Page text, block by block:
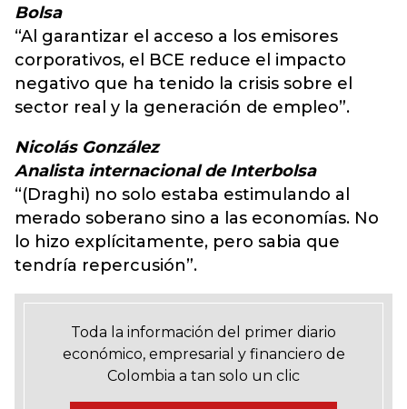
Bolsa
“Al garantizar el acceso a los emisores
corporativos, el BCE reduce el impacto
negativo que ha tenido la crisis sobre el
sector real y la generación de empleo”.
Nicolás González
Analista internacional de Interbolsa
“(Draghi) no solo estaba estimulando al
merado soberano sino a las economías. No
lo hizo explícitamente, pero sabia que
tendría repercusión”.
Toda la información del primer diario
económico, empresarial y financiero de
Colombia a tan solo un clic